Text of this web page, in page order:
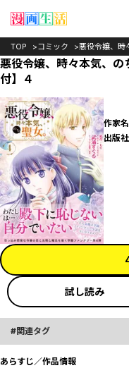
TOP コミック 悪役令嬢、時
悪役令嬢、時々本気、
付】４
作家名
出版社
試し読み
関連タグ
あらすじ／作品情報